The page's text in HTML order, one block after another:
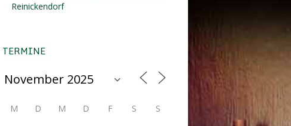
Reinickendorf
TERMINE
M D M D F S S